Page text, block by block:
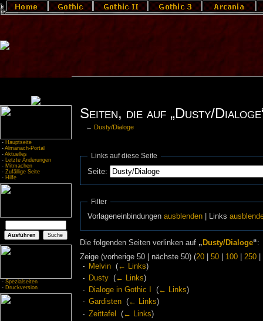
- Hauptseite
- Almanach-Portal
- Aktuelles
- Letzte Änderungen
- Mitmachen
- Zufällige Seite
- Hilfe
- Spezialseiten
- Druckversion
Seiten, die auf „Dusty/
← Dusty/Dialoge
Links auf diese Seite
Seite:
Filter
Vorlageneinbindungenausblenden | Links
Die folgenden Seiten verlinken auf „ Dusty/Dialoge“:
Zeige (vorherige 50 | nächste 50) (20| 50| 100| 250|
Melvin‎ (← Links)
Dusty‎ (← Links)
Dialoge in Gothic I
(← Links)
Gardisten‎ (← Links)
Zeittafel
(← Links)